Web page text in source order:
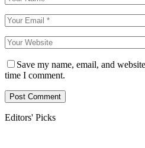
Save my name, email, and
time I comment.
Editors' Picks